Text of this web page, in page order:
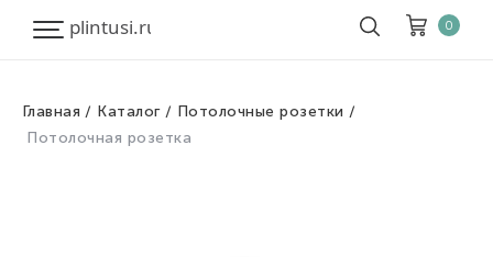
0
Главная Каталог
Потолочные розетки
Потолочная розетка